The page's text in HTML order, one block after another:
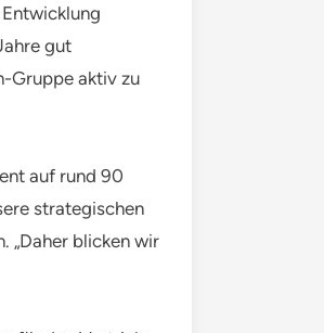
gut
Gruppe aktiv zu
auf rund 90
strategischen
„Daher blicken wir